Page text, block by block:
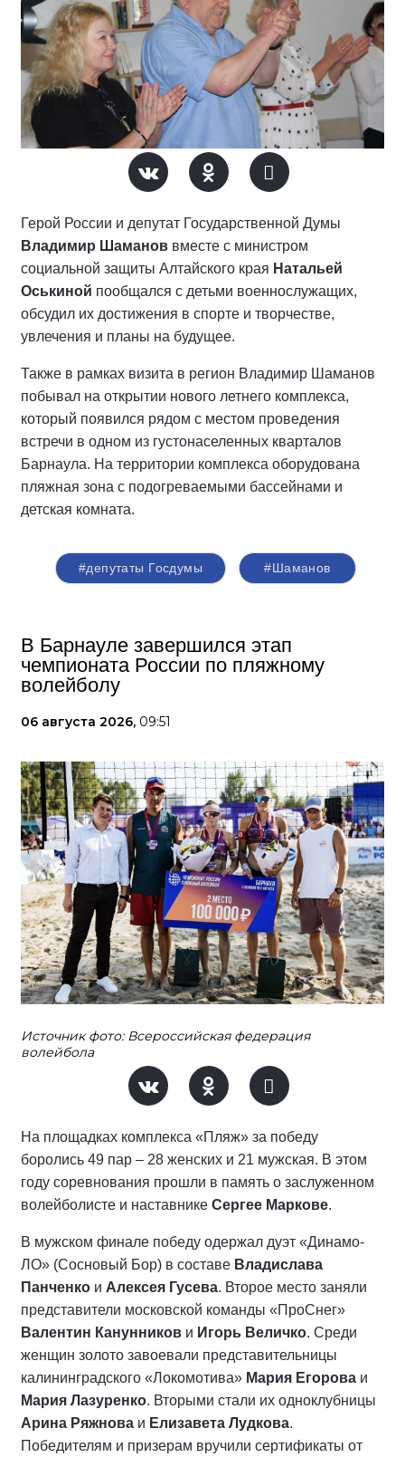
Герой России и депутат Государственной Думы
Владимир Шаманов вместе с министром
социальной защиты Алтайского края Натальей
Оськиной пообщался с детьми военнослужащих,
обсудил их достижения в спорте и творчестве,
увлечения и планы на будущее.
Также в рамках визита в регион Владимир Шаманов
побывал на открытии нового летнего комплекса,
который появился рядом с местом проведения
встречи в одном из густонаселенных кварталов
Барнаула. На территории комплекса оборудована
пляжная зона с подогреваемыми бассейнами и
детская комната.
#депутаты Госдумы #Шаманов
В Барнауле завершился этап
чемпионата России по пляжному
волейболу
06 августа 2026, 09:51
Источник фото: Всероссийская федерация
волейбола
На площадках комплекса «Пляж» за победу
боролись 49 пар – 28 женских и 21 мужская. В этом
году соревнования прошли в память о заслуженном
волейболисте и наставнике Сергее Маркове.
В мужском финале победу одержал дуэт «Динамо-
ЛО» (Сосновый Бор) в составе Владислава
Панченко и Алексея Гусева. Второе место заняли
представители московской команды «ПроСнег»
Валентин Канунников и Игорь Величко. Среди
женщин золото завоевали представительницы
калининградского «Локомотива» Мария Егорова и
Мария Лазуренко. Вторыми стали их одноклубницы
Арина Ряжнова и Елизавета Лудкова.
Победителям и призерам вручили сертификаты от